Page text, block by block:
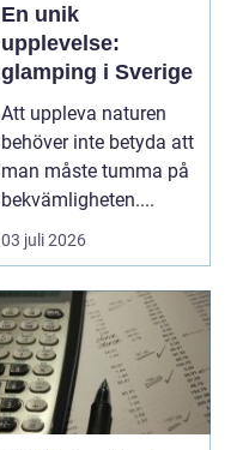
En unik
upplevelse:
glamping i Sverige
Att uppleva naturen
behöver inte betyda att
man måste tumma på
bekvämligheten....
03 juli 2026